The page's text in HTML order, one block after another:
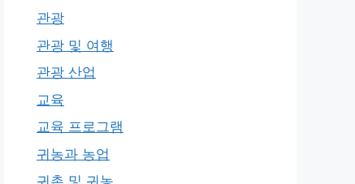
관광
관광 및 여행
관광 산업
교육
교육 프로그램
귀농과 농업
귀촌 및 귀농